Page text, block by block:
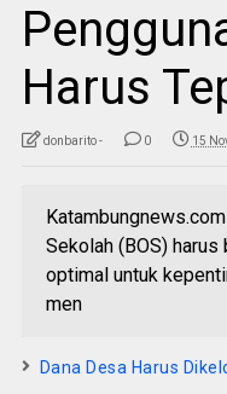
Harus
donbarito - 0 15
Sekolah (BOS)
optimal untuk
men
Dana Desa Harus